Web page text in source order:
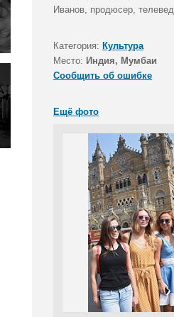
Иванов, продюсер,
Категория: Культура
Место: Индия, Мумбаи
Сообщить об ошибке
Ещё фото